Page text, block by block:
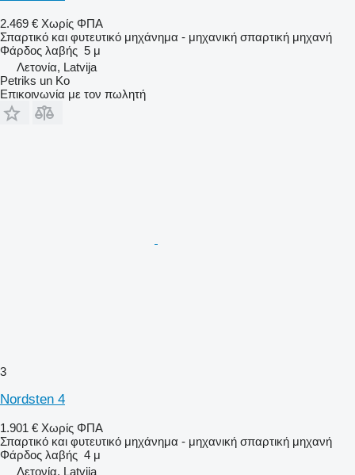
2.469 € Χωρίς ΦΠΑ
Σπαρτικό και φυτευτικό μηχάνημα - μηχανική σπαρτική μηχανή
Φάρδος λαβής 5 μ
Λετονία, Latvija
Petriks un Ko
Επικοινωνία με τον πωλητή
3
Nordsten 4
1.901 € Χωρίς ΦΠΑ
Σπαρτικό και φυτευτικό μηχάνημα - μηχανική σπαρτική μηχανή
Φάρδος λαβής 4 μ
Λετονία, Latvija